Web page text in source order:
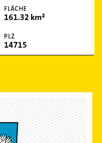
FLÄCHE
161.32 km²
PLZ
14715